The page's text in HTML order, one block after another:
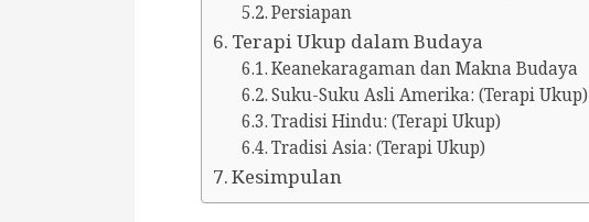
Persiapan
Terapi Ukup dalam Budaya
Keanekaragaman dan Makna Budaya
Suku-Suku Asli Amerika: (Terapi Ukup)
Tradisi Hindu: (Terapi Ukup)
Tradisi Asia: (Terapi Ukup)
Kesimpulan